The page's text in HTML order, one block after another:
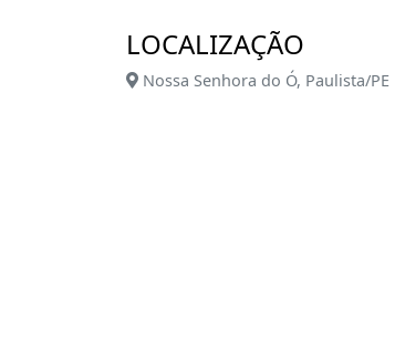
LOCALIZAÇÃO
Nossa Senhora do Ó, Paulista/PE